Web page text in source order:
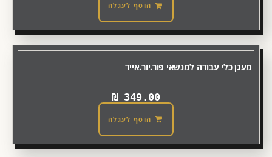
הוסף לעגלה
מעגן כלי עבודה למנשאי פור.יור.אייד
349.00
₪
הוסף לעגלה